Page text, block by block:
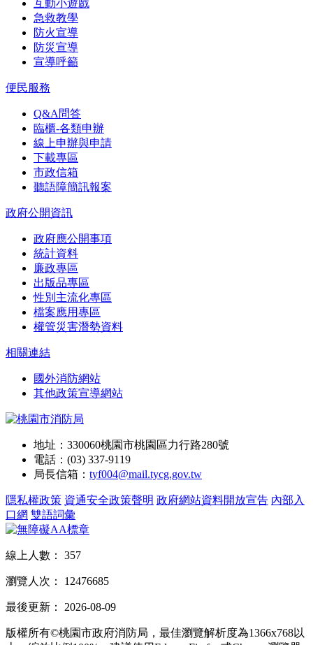
互動小遊戲
急救教學
防火宣導
防災宣導
宣導呼籲
便民服務
Q&A問答
臨櫃-各類申辦
線上申辦與申請
下載專區
市政信箱
聽語障簡訊報案
政府公開資訊
政府應公開事項
統計資料
廉政專區
出版品專區
性別主流化專區
檔案應用專區
權管災害潛勢資料
相關連結
國外消防網站
其他政策宣導網站
地址：330060桃園市桃園區力行路280號
電話：(03) 337-9119
局長信箱： tyf004@mail.tycg.gov.tw
隱私權政策 資通安全政策聲明 政府網站資料開放宣告 內部入
口網 雙語詞彙
線上人數： 357
瀏覽人次： 12476685
最後更新： 2026-08-09
版權所有©桃園市政府消防局，最佳瀏覽解析度為1366x768以